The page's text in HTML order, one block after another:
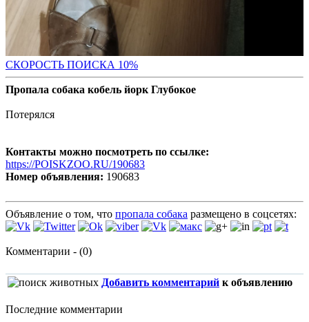
СКОРОСТЬ ПОИСКА 10%
Пропала собака кобель йорк Глубокое
Потерялся
Контакты можно посмотреть по ссылке:
https://POISKZOO.RU/190683
Номер объявления: 190683
Объявление о том, что пропала собака размещено в соцсетях:
Комментарии - (0)
Добавить комментарий к объявлению
Последние комментарии